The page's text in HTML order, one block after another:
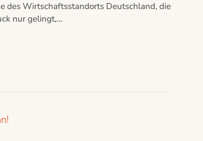
des Wirtschaftsstandorts Deutschland, die
nur gelingt,…